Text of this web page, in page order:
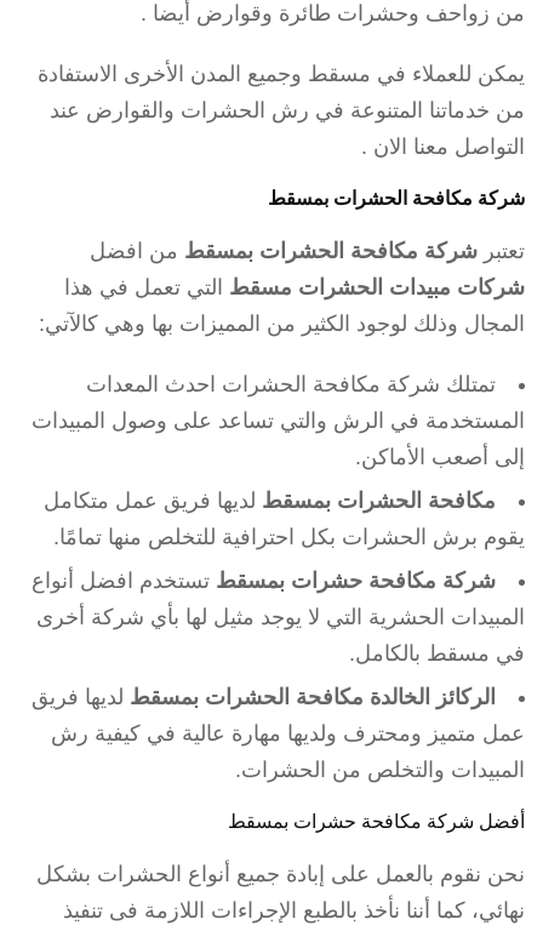
من زواحف وحشرات طائرة وقوارض أيضا .
يمكن للعملاء في مسقط وجميع المدن الأخرى الاستفادة
من خدماتنا المتنوعة في رش الحشرات والقوارض عند
التواصل معنا الان .
شركة مكافحة الحشرات بمسقط
تعتبر شركة مكافحة الحشرات بمسقط من افضل
شركات مبيدات الحشرات مسقط التي تعمل في هذا
المجال وذلك لوجود الكثير من المميزات بها وهي كالآتي:
تمتلك شركة مكافحة الحشرات احدث المعدات
المستخدمة في الرش والتي تساعد على وصول المبيدات
إلى أصعب الأماكن.
مكافحة الحشرات بمسقط لديها فريق عمل متكامل
يقوم برش الحشرات بكل احترافية للتخلص منها تمامًا.
شركة مكافحة حشرات بمسقط تستخدم افضل أنواع
المبيدات الحشرية التي لا يوجد مثيل لها بأي شركة أخرى
في مسقط بالكامل.
الركائز الخالدة مكافحة الحشرات بمسقط لديها فريق
عمل متميز ومحترف ولديها مهارة عالية في كيفية رش
المبيدات والتخلص من الحشرات.
أفضل شركة مكافحة حشرات بمسقط
نحن نقوم بالعمل على إبادة جميع أنواع الحشرات بشكل
نهائي، كما أننا نأخذ بالطبع الإجراءات اللازمة فى تنفيذ